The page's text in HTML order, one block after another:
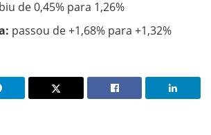
de 0,45% para 1,26%
passou de +1,68% para +1,32%